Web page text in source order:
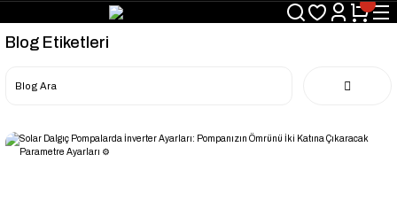
Blog Etiketleri